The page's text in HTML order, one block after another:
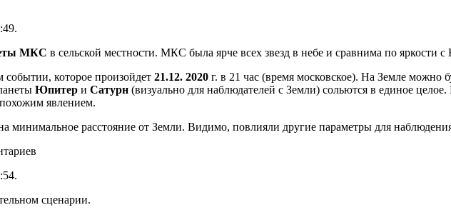
МКС в сельской местности. МКС была ярче всех звезд в небе и сравнима по яркости
которое произойдет 21.12. 2020 г. в 21 час (время московское). На Земле можно
Юпитер и Сатурн (визуально для наблюдателей с Земли) сольются в единое
явлением.
минимальное расстояние от Земли. Видимо, повлияли другие параметры для
сценарии.